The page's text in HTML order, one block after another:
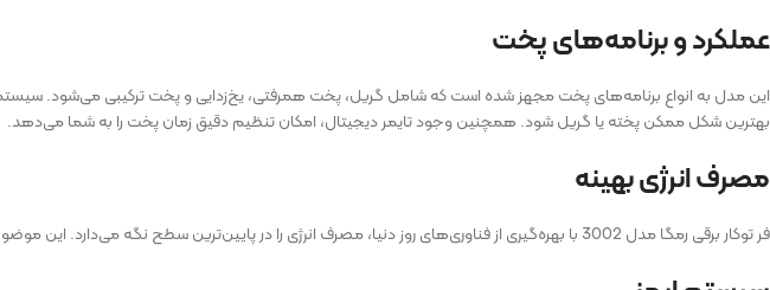
عملکرد و برنامه‌های پخت
این مدل به انواع برنامه‌های پخت مجهز شده است که شامل گریل، پخت همرفتی، یخ‌زدایی و پخت ترکیبی می‌شود.
بهترین شکل ممکن پخته یا گریل شود. همچنین وجود تایمر دیجیتال، امکان تنظیم دقیق زمان پخت را به شما می‌دهد.
مصرف انرژی بهینه
فر توکار برقی رمگا مدل 3002 با بهره‌گیری از فناوری‌های روز دنیا، مصرف انرژی را در پایین‌ترین سطح نگه می‌دارد. این موضوع علاوه بر کاهش هزینه‌های برق، به حفظ محیط‌زیست نیز کمک می‌کند.